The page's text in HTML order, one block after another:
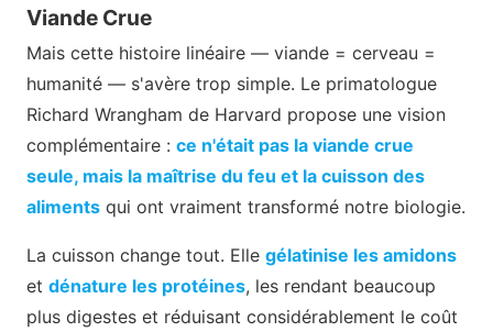
Viande Crue
Mais cette histoire linéaire — viande = cerveau =
humanité — s'avère trop simple. Le primatologue
Richard Wrangham de Harvard propose une vision
complémentaire : ce n'était pas la viande crue
seule, mais la maîtrise du feu et la cuisson des
aliments qui ont vraiment transformé notre biologie.
La cuisson change tout. Elle gélatinise les amidons
et dénature les protéines, les rendant beaucoup
plus digestes et réduisant considérablement le coût